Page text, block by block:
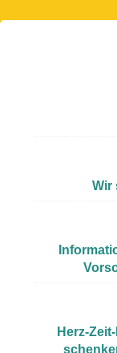
Wir
Herz-